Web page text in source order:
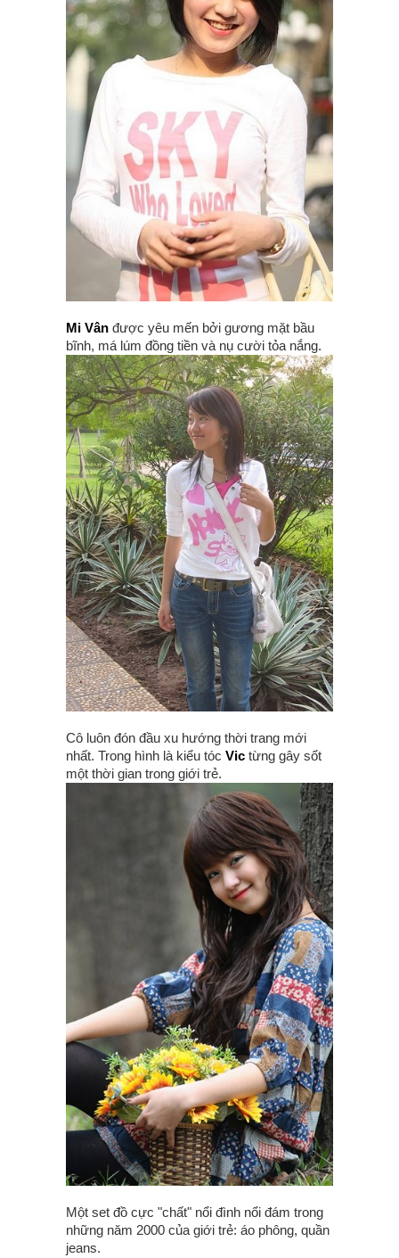
Mi Vân được yêu mến bởi gương mặt bầu
bĩnh, má lúm đồng tiền và nụ cười tỏa nắng.
Cô luôn đón đầu xu hướng thời trang mới
nhất. Trong hình là kiểu tóc Vic từng gây sốt
một thời gian trong giới trẻ.
Một set đồ cực "chất" nổi đình nổi đám trong
những năm 2000 của giới trẻ: áo phông, quần
jeans.